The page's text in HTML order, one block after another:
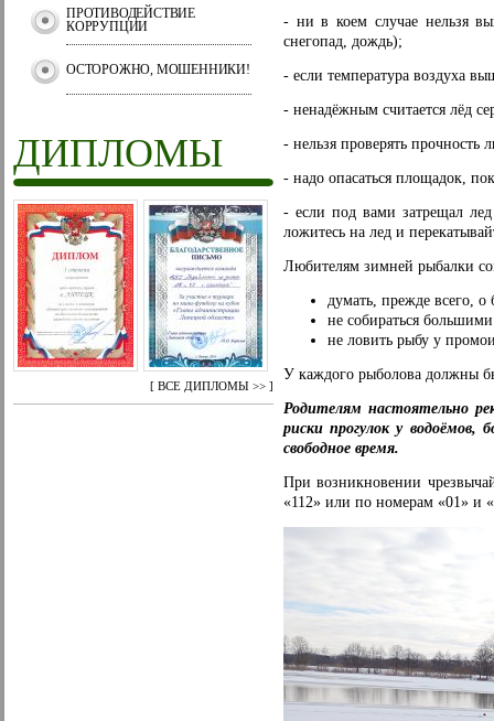
ПРОТИВОДЕЙСТВИЕ
КОРРУПЦИИ
ОСТОРОЖНО, МОШЕННИКИ!
ДИПЛОМЫ
[ ВСЕ ДИПЛОМЫ >> ]
- ни в коем случае нельзя
снегопад, дождь);
- если температура воздуха
- ненадёжным считается лёд
- нельзя проверять прочность
- надо опасаться площадок,
- если под вами затрещал
ложитесь на лед и
Любителям зимней рыбалки
думать, прежде всего, о
не собираться
не ловить рыбу у
У каждого рыболова должны
Родителям настоятельно
риски прогулок у водоёмов,
свободное время.
При возникновении
«112» или по номерам «01» и